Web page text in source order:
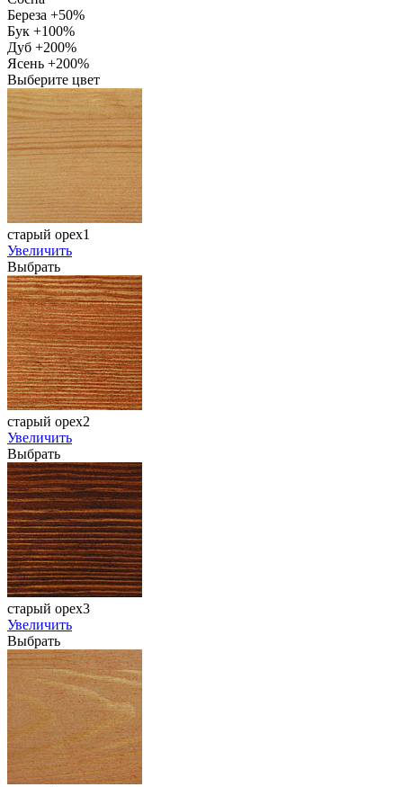
Береза +50%
Бук +100%
Дуб +200%
Ясень +200%
Выберите цвет
старый орех1
Увеличить
Выбрать
старый орех2
Увеличить
Выбрать
старый орех3
Увеличить
Выбрать